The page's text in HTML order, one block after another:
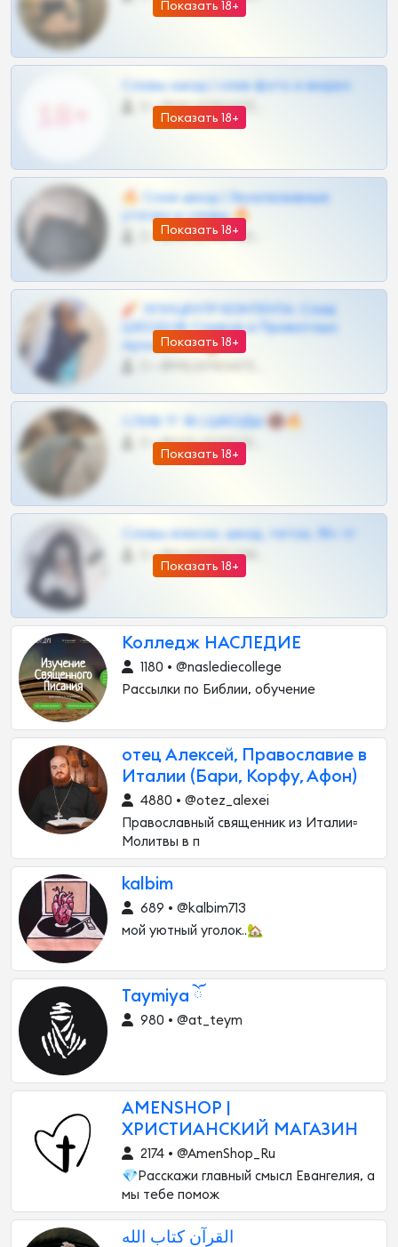
Показать 18+
Показать 18+
Сливы шкод | слив фото и видео
0 •
Показать 18+
🔥 Слив шкод | Эксклюзивные
утечки и сливы 🔥
0 •
Показать 18+
🧨 ЭПИЦЕНТР КОНТЕНТА: Слив
ШКОДОВ Сливов и Приватных
Архивов ТГ 🔞💎
Показать 18+
СЛИВ ТГ 18 | ШКОДЫ 🔞🔥
0 •
Показать 18+
Сливы вписок, шкод, теток, 18+ тг
0 •
Колледж НАСЛЕДИЕ
1180 • @naslediecollege
Рассылки по Библии, обучение
отец Алексей, Православие в
Италии (Бари, Корфу, Афон)
4880 • @otez_alexei
Православный священник из Италии▫️
Молитвы в п
kalbim
689 • @kalbim713
мой уютный уголок..🏡
Taymiya ོ
980 • @at_teym
AMENSHOP |
ХРИСТИАНСКИЙ МАГАЗИН
2174 • @AmenShop_Ru
💎Расскажи главный смысл Евангелия, а
мы тебе помож
القرآن كتاب الله